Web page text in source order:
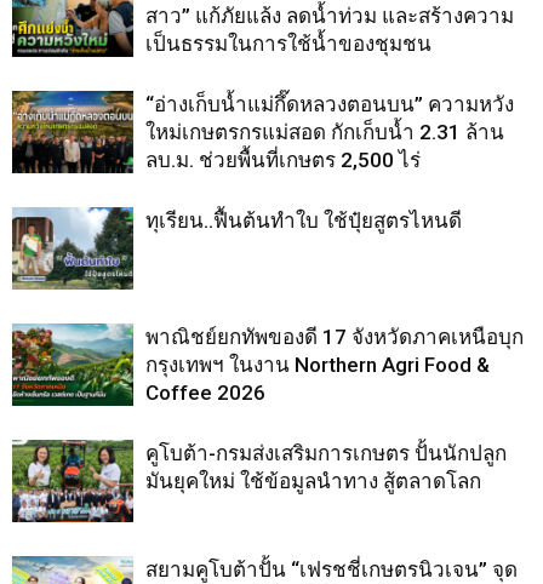
สาว” แก้ภัยแล้ง ลดน้ำท่วม และสร้างความ
เป็นธรรมในการใช้น้ำของชุมชน
“อ่างเก็บน้ำแม่กึ๊ดหลวงตอนบน” ความหวัง
ใหม่เกษตรกรแม่สอด กักเก็บน้ำ 2.31 ล้าน
ลบ.ม. ช่วยพื้นที่เกษตร 2,500 ไร่
ทุเรียน..ฟื้นต้นทำใบ ใช้ปุ๋ยสูตรไหนดี
พาณิชย์ยกทัพของดี 17 จังหวัดภาคเหนือบุก
กรุงเทพฯ ในงาน Northern Agri Food &
Coffee 2026
คูโบต้า-กรมส่งเสริมการเกษตร ปั้นนักปลูก
มันยุคใหม่ ใช้ข้อมูลนำทาง สู้ตลาดโลก
สยามคูโบต้าปั้น “เฟรชชี่เกษตรนิวเจน” จุด